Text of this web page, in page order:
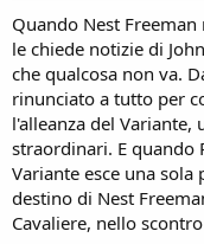
D
s
c
u
s
s
i
n
e
i
z
i
o
Quando Nest
le chiede notizie di
che qualcosa non va.
rinunciato a tutto per
l'alleanza del Variante,
straordinari. E quando
Variante esce una
destino di Nest
Cavaliere, nello